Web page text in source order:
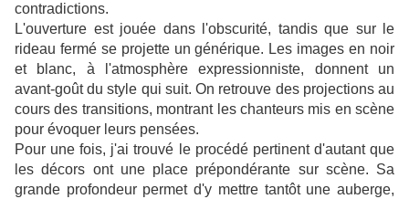
contradictions.
L'ouverture est jouée dans l'obscurité, tandis que sur le
rideau fermé se projette un générique. Les images en noir
et blanc, à l'atmosphère expressionniste, donnent un
avant-goût du style qui suit. On retrouve des projections au
cours des transitions, montrant les chanteurs mis en scène
pour évoquer leurs pensées.
Pour une fois, j'ai trouvé le procédé pertinent d'autant que
les décors ont une place prépondérante sur scène. Sa
grande profondeur permet d'y mettre tantôt une auberge,